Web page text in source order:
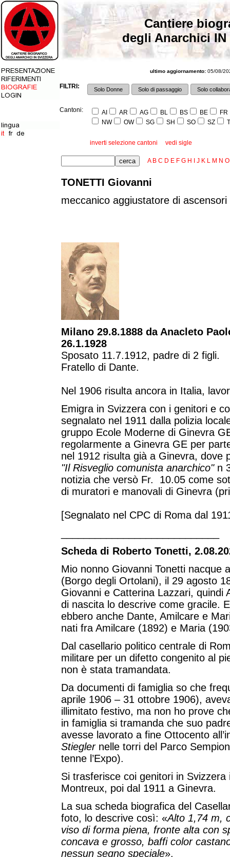
Cantiere
degli Anarchici IN
ultimo aggiornamento: 05/08/
FILTRI: Solo Donne Solo di passaggio Solo
Cantoni: AI AR AG BL BS BE
FR
NW
OW SG SH SO SZ
inverti selezione cantoni vedi sigle
A B C D E F G H J K L M N O
TONETTI Giovanni
meccanico aggiustatore di ascensori
Milano 29.8.1888 da Anacleto
26.1.1928
Sposato 11.7.1912, padre di 2 figli.
Fratello di Dante.
Nel 1906 risulta ancora in Italia,
Emigra in Svizzera con i genitori e
segnalato nel 1911 dalla polizia
gruppo Ecole Moderne di Ginevra
regolarmente a Ginevra GE per
nel 1912 risulta già a Ginevra, dove
"Il Risveglio comunista anarchico" n
notizia che versò Fr. 10.05 come
di muratori e manovali di Ginevra
[Segnalato nel CPC di Roma dal
Scheda di Roberto Tonetti,
Mio nonno Giovanni Tonetti nacque
(Borgo degli Ortolani), il 29 agosto
Giovanni e Catterina Lazzari, quindi
di nascita lo descrive come gracile.
ebbero anche Dante, Amilcare e
nati fra Amilcare (1892) e Maria
Dal casellario politico centrale di
militare per un difetto congenito al
non è stata tramandata.
Da documenti di famiglia so che
aprile 1906 – 31 ottobre 1906),
illimitato festivo, ma non ho prove
in famiglia si tramanda che suo
avesse lavorato a fine Ottocento
Stieglernelle torri del Parco
tenne l’Expo).
Si trasferisce coi genitori in
Montreux, poi dal 1911 a Ginevra.
La sua scheda biografica del
foto, lo descrive così: «Alto 1,74 m,
viso di forma piena, fronte alta con
concava e grosso, baffi color
nessun segno speciale».